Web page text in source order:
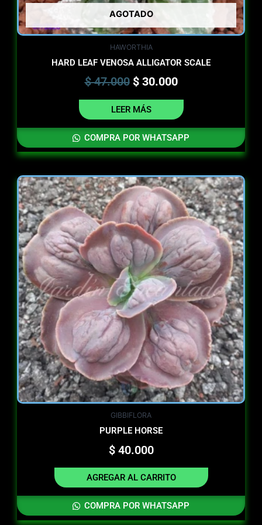
AGOTADO
HAWORTHIA
HARD LEAF VENOSA ALLIGATOR SCALE
$47.000 $30.000
LEER MÁS
COMPRA POR WHATSAPP
GIBBIFLORA
PURPLE HORSE
$40.000
AGREGAR AL CARRITO
COMPRA POR WHATSAPP